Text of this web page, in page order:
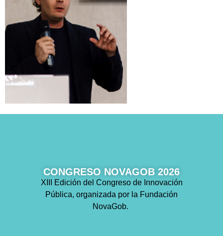
CONGRESO NOVAGOB 2026
XIII Edición del Congreso de Innovación
Pública, organizada por la Fundación
NovaGob.